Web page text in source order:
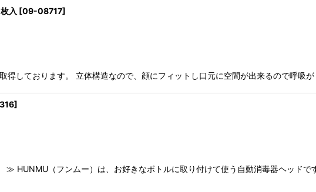
入 [09-08717]
しております。 立体構造なので、顔にフィットし口元に空間が出来るので呼吸
]
（フンムー）は、お好きなボトルに取り付けて使う自動消毒器ヘッドで